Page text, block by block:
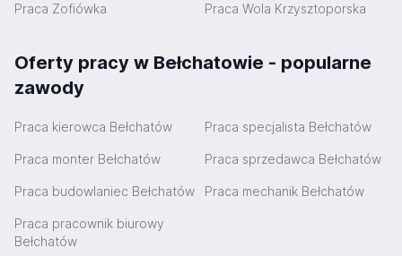
Praca Zofiówka Praca Wola Krzysztoporska
Oferty pracy w Bełchatowie - popularne
zawody
Praca kierowca Bełchatów Praca specjalista Bełchatów
Praca monter Bełchatów Praca sprzedawca Bełchatów
Praca budowlaniec Bełchatów Praca mechanik Bełchatów
Praca pracownik biurowy
Bełchatów